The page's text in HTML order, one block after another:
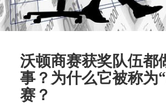
沃顿商赛获奖队伍都
事？为什么它被称为
赛？